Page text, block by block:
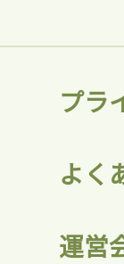
プラ
よく
運営